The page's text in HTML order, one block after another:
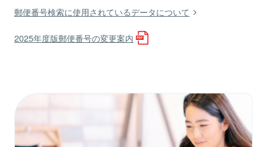
郵便番号検索に使用されているデータについて
2025年度版郵便番号の変更案内